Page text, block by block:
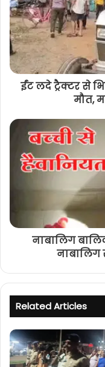
ईंट लदे ट्रैक्टर से
मौत,
नाबालिग
नाबालिग
Related Articles